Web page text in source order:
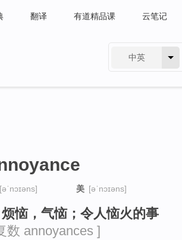
翻译 有道精品课 云笔记
中英
[əˈnɔɪəns] 美 [əˈnɔɪəns]
恼，气恼；令人恼火的事
数 annoyances ]